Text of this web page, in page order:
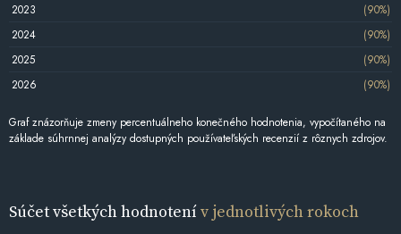
2023
(90%)
2024
(90%)
2025
(90%)
2026
(90%)
Graf znázorňuje zmeny percentuálneho konečného hodnotenia, vypočítaného na
základe súhrnnej analýzy dostupných používateľských recenzií z rôznych zdrojov.
Súčet všetkých hodnotenív jednotlivých rokoch